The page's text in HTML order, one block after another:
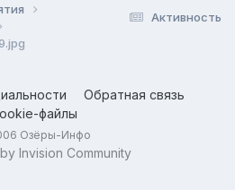
Активность
Обратная связь
файлы
Озёры-Инфо
Invision Community